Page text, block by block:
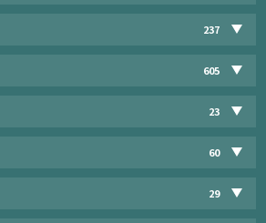
237
605
23
60
29